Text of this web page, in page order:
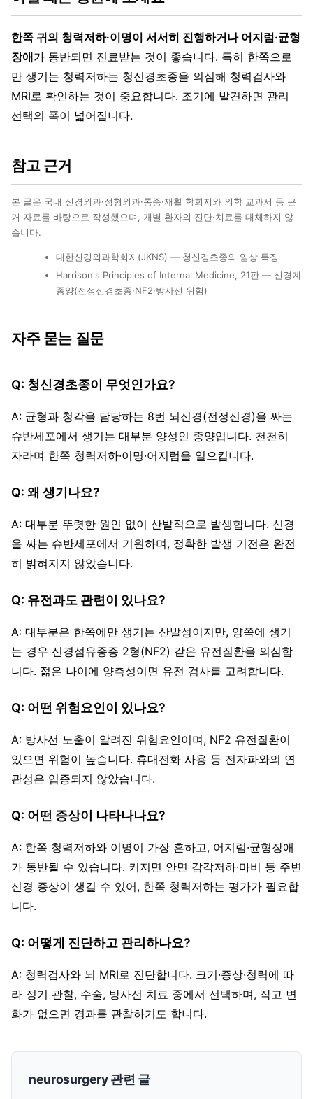
한쪽 귀의 청력저하·이명이 서서히 진행하거나 어지럼·균형
장애가 동반되면 진료받는 것이 좋습니다. 특히 한쪽으로
만 생기는 청력저하는 청신경초종을 의심해 청력검사와
MRI로 확인하는 것이 중요합니다. 조기에 발견하면 관리
선택의 폭이 넓어집니다.
참고 근거
본 글은 국내 신경외과·정형외과·통증·재활 학회지와 의학 교과서 등 근
거 자료를 바탕으로 작성했으며, 개별 환자의 진단·치료를 대체하지 않
습니다.
대한신경외과학회지(JKNS) — 청신경초종의 임상 특징
Harrison's Principles of Internal Medicine, 21판 — 신경계
종양(전정신경초종·NF2·방사선 위험)
자주 묻는 질문
Q: 청신경초종이 무엇인가요?
A: 균형과 청각을 담당하는 8번 뇌신경(전정신경)을 싸는
슈반세포에서 생기는 대부분 양성인 종양입니다. 천천히
자라며 한쪽 청력저하·이명·어지럼을 일으킵니다.
Q: 왜 생기나요?
A: 대부분 뚜렷한 원인 없이 산발적으로 발생합니다. 신경
을 싸는 슈반세포에서 기원하며, 정확한 발생 기전은 완전
히 밝혀지지 않았습니다.
Q: 유전과도 관련이 있나요?
A: 대부분은 한쪽에만 생기는 산발성이지만, 양쪽에 생기
는 경우 신경섬유종증 2형(NF2) 같은 유전질환을 의심합
니다. 젊은 나이에 양측성이면 유전 검사를 고려합니다.
Q: 어떤 위험요인이 있나요?
A: 방사선 노출이 알려진 위험요인이며, NF2 유전질환이
있으면 위험이 높습니다. 휴대전화 사용 등 전자파와의 연
관성은 입증되지 않았습니다.
Q: 어떤 증상이 나타나나요?
A: 한쪽 청력저하와 이명이 가장 흔하고, 어지럼·균형장애
가 동반될 수 있습니다. 커지면 안면 감각저하·마비 등 주변
신경 증상이 생길 수 있어, 한쪽 청력저하는 평가가 필요합
니다.
Q: 어떻게 진단하고 관리하나요?
A: 청력검사와 뇌 MRI로 진단합니다. 크기·증상·청력에 따
라 정기 관찰, 수술, 방사선 치료 중에서 선택하며, 작고 변
화가 없으면 경과를 관찰하기도 합니다.
neurosurgery 관련 글